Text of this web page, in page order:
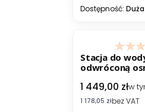
Dostępność:
Stacja do
odwróconą
Czarny
Cena brutto
1 449,00 złw
Cena netto
1 178,05 złbez VAT